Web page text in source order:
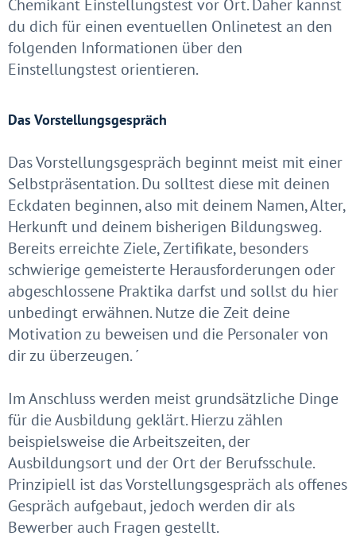
Chemikant Einstellungstest vor Ort. Daher kannst
du dich für einen eventuellen Onlinetest an den
folgenden Informationen über den
Einstellungstest orientieren.
Das Vorstellungsgespräch
Das Vorstellungsgespräch beginnt meist mit einer
Selbstpräsentation. Du solltest diese mit deinen
Eckdaten beginnen, also mit deinem Namen, Alter,
Herkunft und deinem bisherigen Bildungsweg.
Bereits erreichte Ziele, Zertifikate, besonders
schwierige gemeisterte Herausforderungen oder
abgeschlossene Praktika darfst und sollst du hier
unbedingt erwähnen. Nutze die Zeit deine
Motivation zu beweisen und die Personaler von
dir zu überzeugen. ´
Im Anschluss werden meist grundsätzliche Dinge
für die Ausbildung geklärt. Hierzu zählen
beispielsweise die Arbeitszeiten, der
Ausbildungsort und der Ort der Berufsschule.
Prinzipiell ist das Vorstellungsgespräch als offenes
Gespräch aufgebaut, jedoch werden dir als
Bewerber auch Fragen gestellt.